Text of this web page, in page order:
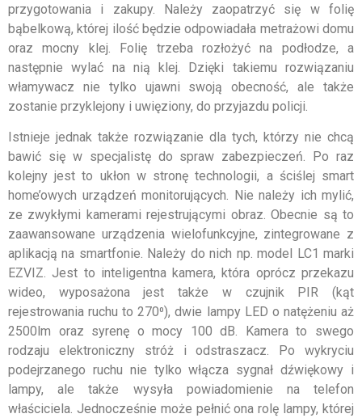
przygotowania i zakupy. Należy zaopatrzyć się w folię
bąbelkową, której ilość będzie odpowiadała metrażowi domu
oraz mocny klej. Folię trzeba rozłożyć na podłodze, a
następnie wylać na nią klej. Dzięki takiemu rozwiązaniu
włamywacz nie tylko ujawni swoją obecność, ale także
zostanie przyklejony i uwięziony, do przyjazdu policji.
Istnieje jednak także rozwiązanie dla tych, którzy nie chcą
bawić się w specjalistę do spraw zabezpieczeń. Po raz
kolejny jest to ukłon w stronę technologii, a ściślej smart
home’owych urządzeń monitorujących. Nie należy ich mylić,
ze zwykłymi kamerami rejestrującymi obraz. Obecnie są to
zaawansowane urządzenia wielofunkcyjne, zintegrowane z
aplikacją na smartfonie. Należy do nich np. model LC1 marki
EZVIZ. Jest to inteligentna kamera, która oprócz przekazu
wideo, wyposażona jest także w czujnik PIR (kąt
rejestrowania ruchu to 270⁰), dwie lampy LED o natężeniu aż
2500lm oraz syrenę o mocy 100 dB. Kamera to swego
rodzaju elektroniczny stróż i odstraszacz. Po wykryciu
podejrzanego ruchu nie tylko włącza sygnał dźwiękowy i
lampy, ale także wysyła powiadomienie na telefon
właściciela. Jednocześnie może pełnić ona rolę lampy, której